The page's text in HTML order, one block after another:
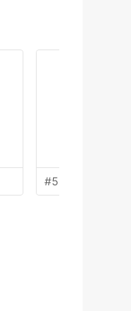
#55 by